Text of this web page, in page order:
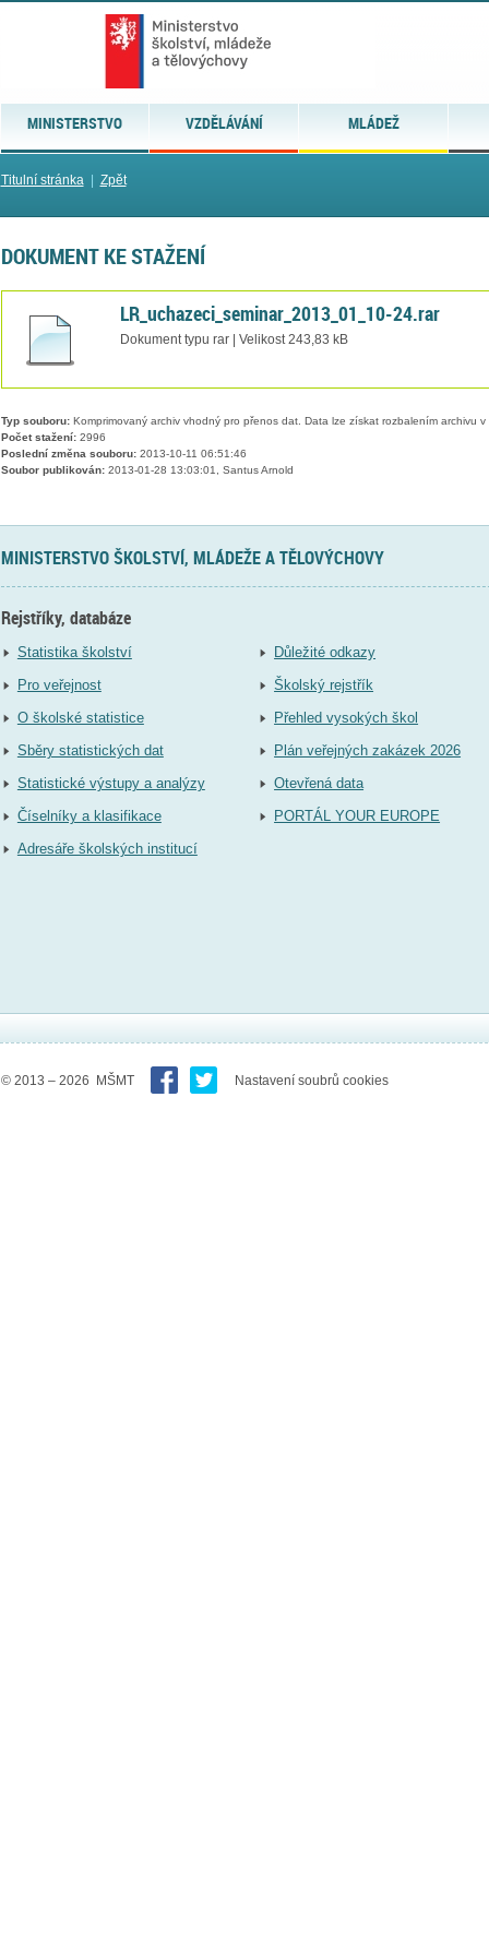
MINISTERSTVO VZDĚLÁVÁNÍ MLÁDEŽ
Titulní stránka| Zpět
DOKUMENT KE STAŽENÍ
LR_uchazeci_seminar_2013_01_10-24.rar
Dokument typu rar | Velikost 243,83 kB
Typ souboru:Komprimovaný archiv vhodný pro přenos dat. Data lze získat rozbalením archivu
Počet stažení:2996
Poslední změna souboru:2013-10-11 06:51:46
Soubor publikován:2013-01-28 13:03:01, Santus Arnold
MINISTERSTVO ŠKOLSTVÍ, MLÁDEŽE A TĚLOVÝCHOVY
Rejstříky, databáze
Statistika školství
Pro veřejnost
O školské statistice
Sběry statistických dat
Statistické výstupy a analýzy
Číselníky a klasifikace
Adresáře školských institucí
Důležité odkazy
Školský rejstřík
Přehled vysokých škol
Plán veřejných zakázek 2026
Otevřená data
PORTÁL YOUR EUROPE
© 2013 – 2026 MŠMT Nastavení soubrů cookies